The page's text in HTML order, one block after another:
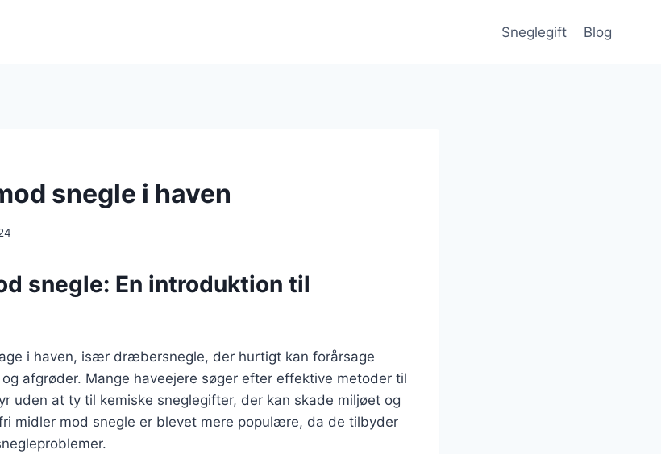
Sneglegift Blog
snegle i haven
snegle: En introduktion til
i haven, især dræbersnegle, der hurtigt kan forårsage
afgrøder. Mange haveejere søger efter effektive metoder til
uden at ty til kemiske sneglegifter, der kan skade miljøet og
midler mod snegle er blevet mere populære, da de tilbyder